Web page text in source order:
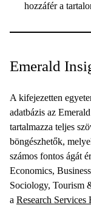
hozzáfér a
Emerald
A kifejezetten
adatbázis az
tartalmazza teljes
böngészhetők,
számos fontos ágát
Economics,
Sociology, Tourism
a Research Services